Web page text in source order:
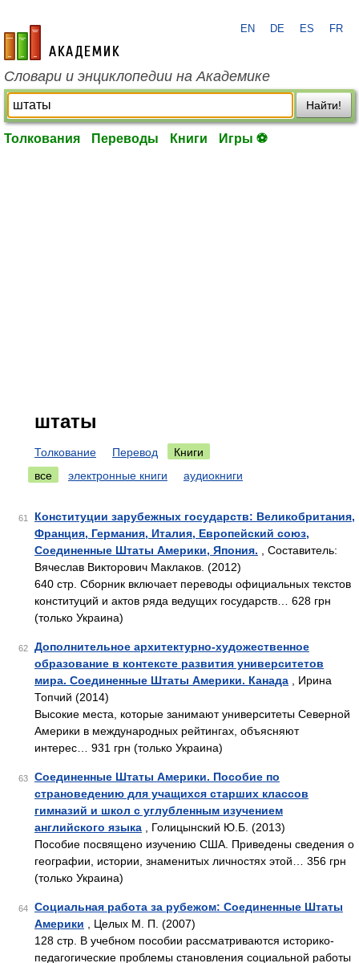
academic.ru
EN DE ES FR
Словари и энциклопедии на Академике
Найти!
Толкования Переводы Книги Игры ⚽
штаты
Толкование Перевод
Книги
все
электронные книги аудиокниги
61
Конституции зарубежных государств: Великобритания,
Франция, Германия, Италия, Европейский союз,
Соединенные Штаты Америки, Япония. , Составитель:
Вячеслав Викторович Маклаков. (2012)
640 стр. Сборник включает переводы официальных текстов
конституций и актов ряда ведущих государств… 628 грн
(только Украина)
62
Дополнительное архитектурно-художественное
образование в контексте развития университетов
мира. Соединенные Штаты Америки. Канада , Ирина
Топчий (2014)
Высокие места, которые занимают университеты Северной
Америки в международных рейтингах, объясняют
интерес… 931 грн (только Украина)
63
Соединенные Штаты Америки. Пособие по
страноведению для учащихся старших классов
гимназий и школ с углубленным изучением
английского языка , Голицынский Ю.Б. (2013)
Пособие посвящено изучению США. Приведены сведения о
географии, истории, знаменитых личностях этой… 356 грн
(только Украина)
64
Социальная работа за рубежом: Соединенные Штаты
Америки , Целых М. П. (2007)
128 стр. В учебном пособии рассматриваются историко-
педагогические проблемы становления социальной работы